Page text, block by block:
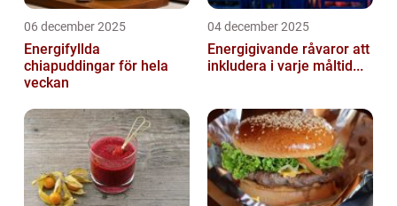
06 december 2025
Energifyllda
chiapuddingar för hela
veckan
04 december 2025
Energigivande råvaror att
inkludera i varje måltid...